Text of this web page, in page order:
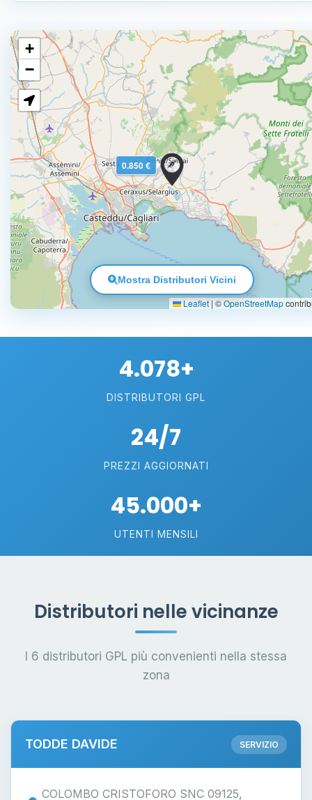
0.850 €
+
−
Leaflet | ©OpenStreetMap
Mostra Distributori Vicini
4.078+
DISTRIBUTORI GPL
24/7
PREZZI AGGIORNATI
45.000+
UTENTI MENSILI
Distributori nelle vicinanze
I 6 distributori GPL più convenienti nella stessa
zona
TODDE DAVIDE SERVIZIO
COLOMBO CRISTOFORO SNC 09125,